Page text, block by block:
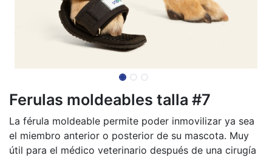
Ferulas moldeables talla #7
La férula moldeable permite poder inmovilizar ya sea
el miembro anterior o posterior de su mascota. Muy
útil para el médico veterinario después de una cirugía